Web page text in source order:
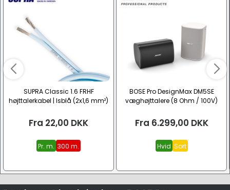
SUPRA Classic 1.6 FRHF
højttalerkabel | Isblå (2x1,6 mm²)
Fra 22,00 DKK
Pr. m. 300 m.
BOSE Pro DesignMax DM5SE
væghøjttalere (8 Ohm / 100V)
Fra 6.299,00 DKK
Hvid Sort